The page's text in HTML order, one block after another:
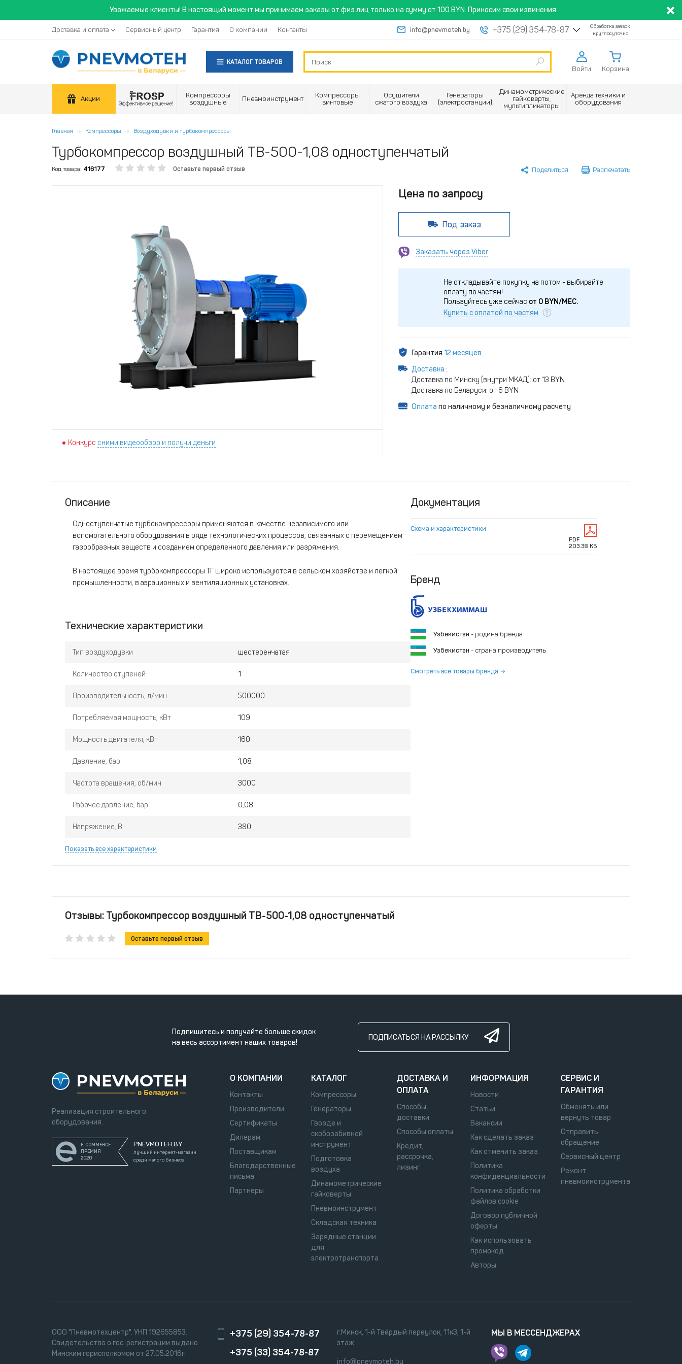
Уважаемые клиенты! В настоящий момент мы принимаем заказы от физ.лиц только на сумму от 100 BYN. Приносим свои извинения.
Доставка и оплата Сервисный центр Гарантия О компании Контакты info@pnevmoteh.by +375 (29) 354-78-87
Обработка заявок
круглосуточно
КАТАЛОГ ТОВАРОВ
Войти Корзина
Акции
Компрессоры
воздушные
Пневмоинструмент
Компрессоры
винтовые
Осушители
сжатого воздуха
Генераторы
(электростанции)
Динамометрические
гайковерты,
мультипликаторы
Аренда техники и
оборудования
Главная Компрессоры Воздуходувки и турбокомпрессоры
Турбокомпрессор воздушный ТВ-500-1,08 одноступенчатый
Код товара: 416177 Оставьте первый отзыв Поделиться Распечатать
Конкурс сними видеообзор и получи деньги
Цена по запросу
Под заказ
Заказать через Viber
Не откладывайте покупку на потом - выбирайте
оплату по частям!
Пользуйтесь уже сейчас от 0BYN/МЕС.
Купить с оплатой по частям
Гарантия 12 месяцев
Доставка :
Доставка по Минску (внутри МКАД): от 13 BYN
Доставка по Беларуси: от 6 BYN
Оплата по наличному и безналичному расчету
Описание
Одноступенчатые турбокомпрессоры применяются в качестве независимого или
вспомогательного оборудования в ряде технологических процессов, связанных с перемещением
газообразных веществ и созданием определенного давления или разряжения.
В настоящее время турбокомпрессоры ТГ широко используются в сельском хозяйстве и легкой
промышленности, в аэрационных и вентиляционных установках.
Технические характеристики
Тип воздуходувки шестеренчатая
Количество ступеней 1
Производительность, л/мин 500000
Потребляемая мощность, кВт 109
Мощность двигателя, кВт 160
Давление, бар 1,08
Частота вращения, об/мин 3000
Рабочее давление, бар 0,08
Напряжение, В 380
Показать все характеристики
Документация
Схема и характеристики
PDF
203.38 КБ
Бренд
Узбекистан - родина бренда
Узбекистан - страна производитель
Смотреть все товары бренда
Отзывы: Турбокомпрессор воздушный ТВ-500-1,08 одноступенчатый
Оставьте первый отзыв
Подпишитесь и получайте больше скидок
на весь ассортимент наших товаров!
ПОДПИСАТЬСЯ НА РАССЫЛКУ
Реализация строительного
оборудования.
E-COMMERCE
ПРЕМИЯ
2020
PNEVMOTEH.BY
лучший интернет-магазин
среди малого бизнеса
О КОМПАНИИ
Контакты
Производители
Сертификаты
Дилерам
Поставщикам
Благодарственные
письма
Партнеры
КАТАЛОГ
Компрессоры
Генераторы
Гвозде и
скобозабивной
инструмент
Подготовка
воздуха
Динамометрические
гайковерты
Пневмоинструмент
Складская техника
Зарядные станции
для
электротранспорта
ДОСТАВКА И
ОПЛАТА
Способы
доставки
Способы оплаты
Кредит,
рассрочка,
лизинг
ИНФОРМАЦИЯ
Новости
Статьи
Вакансии
Как сделать заказ
Как отменить заказ
Политика
конфиденциальности
Политика обработки
файлов cookie
Договор публичной
оферты
Как использовать
промокод
Авторы
СЕРВИС И
ГАРАНТИЯ
Обменять или
вернуть товар
Отправить
обращение
Сервисный центр
Ремонт
пневмоинструмента
ООО "Пневмотехцентр". УНП 192655853.
Свидетельство о гос. регистрации выдано
Минским горисполкомом от 27.05.2016г.
+375 (29) 354-78-87
+375 (33) 354-78-87
г.Минск, 1-й Твёрдый переулок, 11к3, 1-й
этаж
info@pnevmoteh.by
МЫ В МЕССЕНДЖЕРАХ